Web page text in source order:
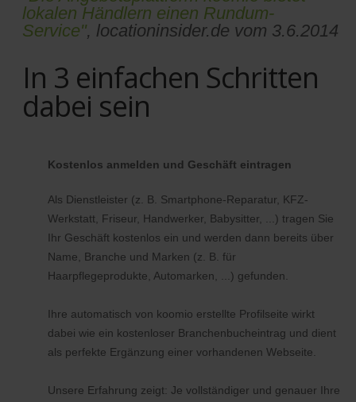
lokalen Händlern einen Rundum-
Service", locationinsider.de vom 3.6.2014
In 3 einfachen Schritten
dabei sein
Kostenlos anmelden und Geschäft eintragen
Als Dienstleister (z. B. Smartphone-Reparatur, KFZ-
Werkstatt, Friseur, Handwerker, Babysitter, ...) tragen Sie
Ihr Geschäft kostenlos ein und werden dann bereits über
Name, Branche und Marken (z. B. für
Haarpflegeprodukte, Automarken, ...) gefunden.
Ihre automatisch von koomio erstellte Profilseite wirkt
dabei wie ein kostenloser Branchenbucheintrag und dient
als perfekte Ergänzung einer vorhandenen Webseite.
Unsere Erfahrung zeigt: Je vollständiger und genauer Ihre